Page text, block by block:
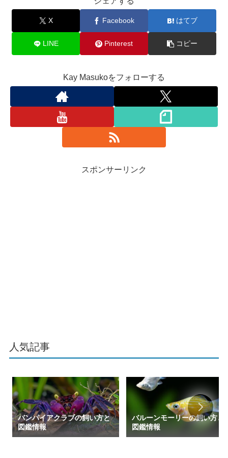
X Facebook はてブ
LINE Pinterest コピー
Kay Masukoをフォローする
スポンサーリンク
人気記事
バンパイアクラブの飼い方と
図鑑情報
バルーンモーリーの飼い方と
図鑑情報